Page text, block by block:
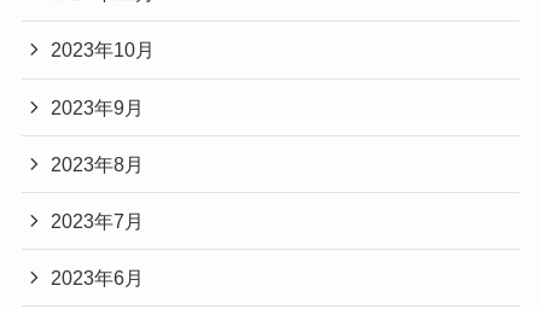
2023年10月
2023年9月
2023年8月
2023年7月
2023年6月